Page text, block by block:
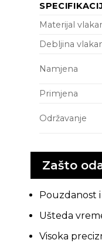
Materijal
Debljina
Namjena
Primjena
Održavanje
Zašto
Pouzdanost
Ušteda
Visoka